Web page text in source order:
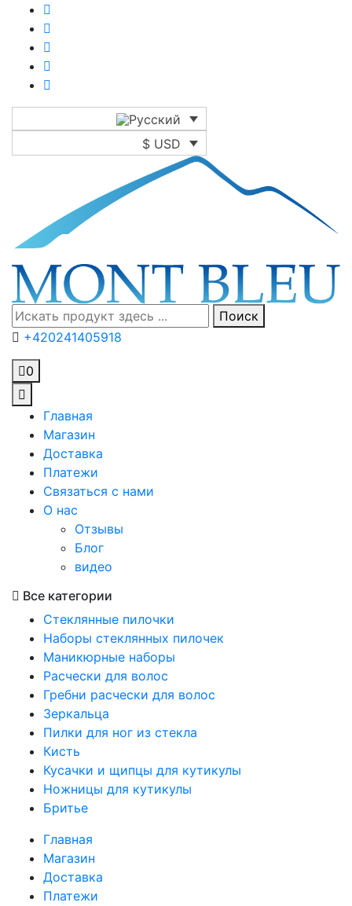
$ USD
Поиск
+420241405918
0
Главная
Магазин
Доставка
Платежи
Связаться с нами
О нас
Отзывы
Блог
видео
Все категории
Стеклянные пилочки
Наборы стеклянных пилочек
Маникюрные наборы
Расчески для волос
Гребни расчески для волос
Зеркальца
Пилки для ног из стекла
Кисть
Кусачки и щипцы для кутикулы
Ножницы для кутикулы
Бритье
Главная
Магазин
Доставка
Платежи